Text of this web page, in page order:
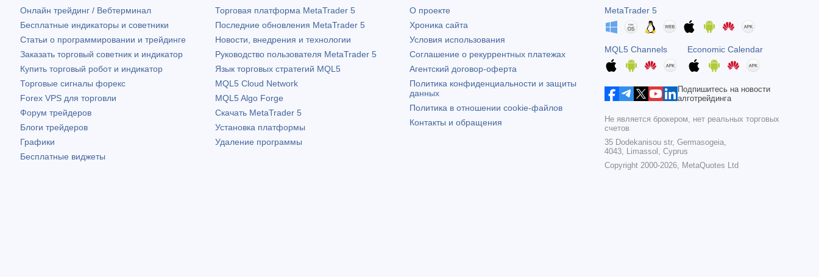
Онлайн трейдинг / Вебтерминал
Бесплатные индикаторы и советники
Статьи о программировании и трейдинге
Заказать торговый советник и индикатор
Купить торговый робот и индикатор
Торговые сигналы форекс
Forex VPS для торговли
Форум трейдеров
Блоги трейдеров
Графики
Бесплатные виджеты
Торговая платформа MetaTrader 5
Последние обновления MetaTrader 5
Новости, внедрения и технологии
Руководство пользователя MetaTrader 5
Язык торговых стратегий MQL5
MQL5 Cloud Network
MQL5 Algo Forge
Скачать MetaTrader 5
Установка платформы
Удаление программы
О проекте
Хроника сайта
Условия использования
Соглашение о рекуррентных платежах
Агентский договор-оферта
Политика конфиденциальности и защиты
данных
Политика в отношении cookie-файлов
Контакты и обращения
MetaTrader 5
MQL5 Channels Economic Calendar
Подпишитесь на новости
алготрейдинга
Не является брокером, нет реальных торговых
счетов
35 Dodekanisou str, Germasogeia,
4043, Limassol, Cyprus
Copyright 2000-2026,
MetaQuotes Ltd